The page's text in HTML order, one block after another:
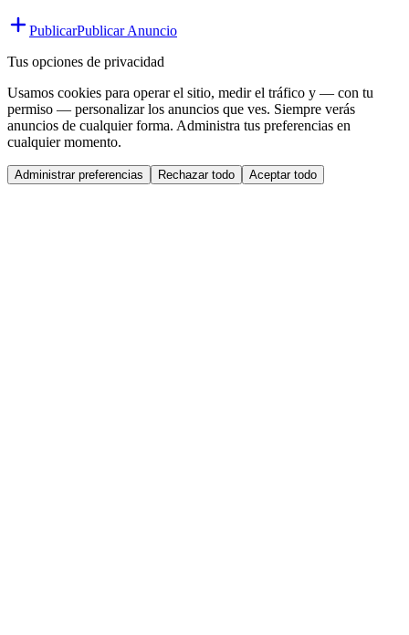
PublicarPublicar Anuncio
Tus opciones de privacidad
Usamos cookies para operar el sitio, medir el tráfico y — con tu
permiso — personalizar los anuncios que ves. Siempre verás
anuncios de cualquier forma. Administra tus preferencias en
cualquier momento.
Administrar preferencias Rechazar todo Aceptar todo